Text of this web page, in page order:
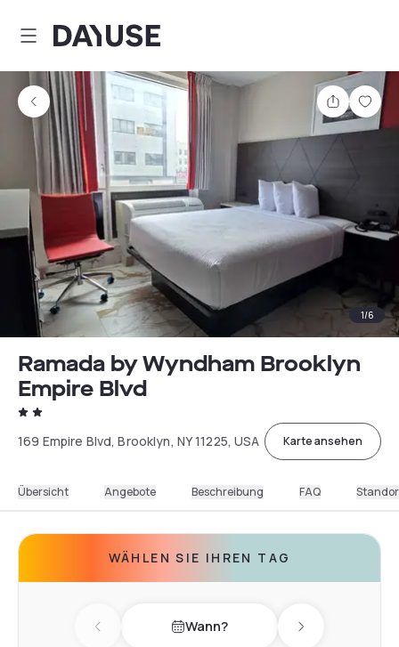
Dayuse
Teilen
1/6
Ramada by Wyndham Brooklyn
Empire Blvd
169 Empire Blvd, Brooklyn, NY 11225, USA Karte ansehen
Übersicht Angebote Beschreibung FAQ
WÄHLEN SIE IHREN TAG
Previous day Wann? Next day